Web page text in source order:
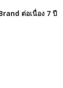
ต่อเนื่อง 7 ปี